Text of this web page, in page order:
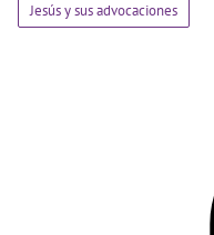
Jesús y sus advocaciones